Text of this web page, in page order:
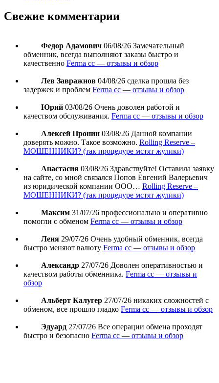
Свежие комментарии
Федор Адамович 06/08/26 Замечательный
обменник, всегда выполняют заказы быстро и
качественно Ferma cc — отзывы и обзор
Лев Завражнов 04/08/26 сделка прошла без
задержек и проблем Ferma cc — отзывы и обзор
Юрий 03/08/26 Очень доволен работой и
качеством обслуживания. Ferma cc — отзывы и обзор
Алексей Пронин 03/08/26 Данной компании
доверять можно. Такое возможно. Rolling Reserve –
МОШЕННИКИ? (так процедуре мстят жулики)
Анастасия 03/08/26 Здравствуйте! Оставила заявку
на сайте, со мной связался Попов Евгений Валерьевич
из юридической компании ООО… Rolling Reserve –
МОШЕННИКИ? (так процедуре мстят жулики)
Максим 31/07/26 профессионально и оперативно
помогли с обменом Ferma cc — отзывы и обзор
Леня 29/07/26 Очень удобный обменник, всегда
быстро меняют валюту Ferma cc — отзывы и обзор
Александр 27/07/26 Доволен оперативностью и
качеством работы обменника. Ferma cc — отзывы и
обзор
Альберт Калугер 27/07/26 никаких сложностей с
обменом, все прошло гладко Ferma cc — отзывы и обзор
Эдуард 27/07/26 Все операции обмена проходят
быстро и безопасно Ferma cc — отзывы и обзор